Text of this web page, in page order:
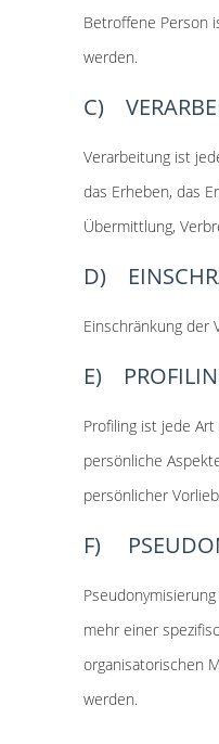
Betroffene Person
werden.
C)
Verarbeitung ist
das Erheben, das
Übermittlung,
D)
Einschränkung der
E)
Profiling ist jede
persönliche
persönlicher
F)
mehr einer
organisatorischen
werden.